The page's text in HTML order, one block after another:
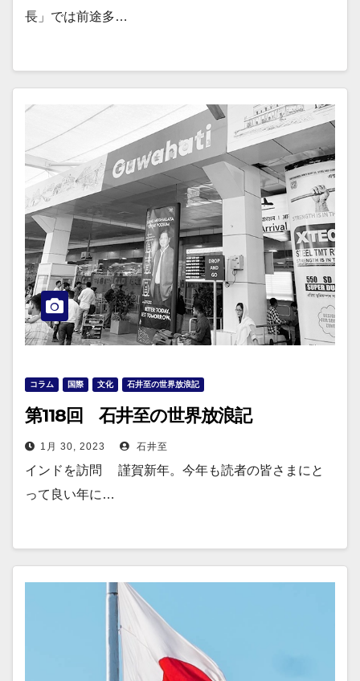
長」では前途多…
コラム 国際 文化 石井至の世界放浪記
第118回 石井至の世界放浪記
1月 30, 2023 石井至
インドを訪問 謹賀新年。今年も読者の皆さまにと
って良い年に…